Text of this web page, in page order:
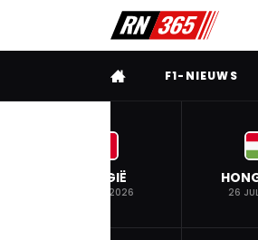
VOLLEDIG MENU
F1-NIEUWS
BELGIË
19 JUL. 2026 26